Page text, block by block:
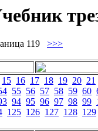
119 >>>
15 16 17 18 19 20 21
55 56 57 58 59 60
94 95 96 97 98 99
125 126 127 128 129